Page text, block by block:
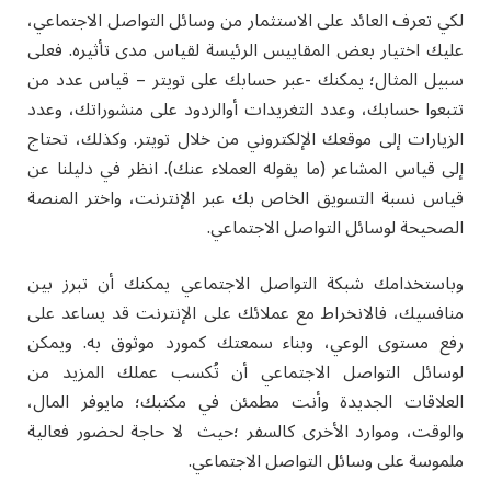
لكي تعرف العائد على الاستثمار من وسائل التواصل الاجتماعي،
عليك اختيار بعض المقاييس الرئيسة لقياس مدى تأثيره. فعلى
سبيل المثال؛ يمكنك -عبر حسابك على تويتر – قياس عدد من
تتبعوا حسابك، وعدد التغريدات أوالردود على منشوراتك، وعدد
الزيارات إلى موقعك الإلكتروني من خلال تويتر. وكذلك، تحتاج
إلى قياس المشاعر (ما يقوله العملاء عنك). انظر في دليلنا عن
قياس نسبة التسويق الخاص بك عبر الإنترنت، واختر المنصة
الصحيحة لوسائل التواصل الاجتماعي.
وباستخدامك شبكة التواصل الاجتماعي يمكنك أن تبرز بين
منافسيك، فالانخراط مع عملائك على الإنترنت قد يساعد على
رفع مستوى الوعي، وبناء سمعتك كمورد موثوق به. ويمكن
لوسائل التواصل الاجتماعي أن تُكسب عملك المزيد من
العلاقات الجديدة وأنت مطمئن في مكتبك؛ مايوفر المال،
والوقت، وموارد الأخرى كالسفر ؛حيث لا حاجة لحضور فعالية
ملموسة على وسائل التواصل الاجتماعي.